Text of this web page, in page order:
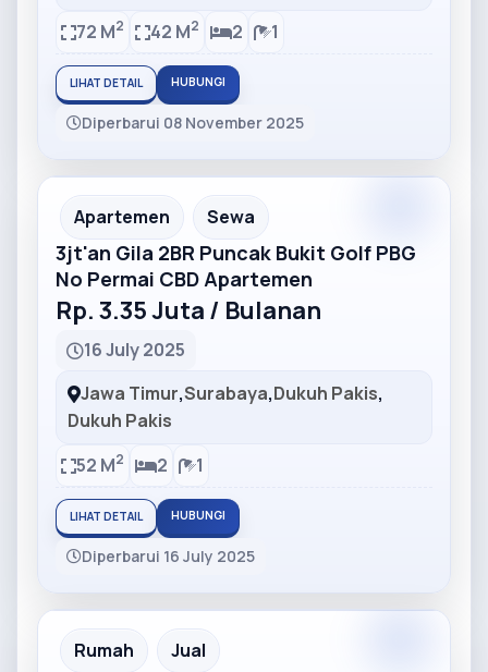
72 M2 42 M2 2 1
LIHAT DETAIL HUBUNGI
Diperbarui 08 November 2025
Partner Ad
Apartemen Sewa
3jt'an Gila 2BR Puncak Bukit Golf PBG
No Permai CBD Apartemen
Rp. 3.35 Juta / Bulanan
16 July 2025
Jawa Timur,Surabaya,Dukuh Pakis,
Dukuh Pakis
52 M2 2 1
LIHAT DETAIL HUBUNGI
Diperbarui 16 July 2025
Partner Ad
Rumah Jual